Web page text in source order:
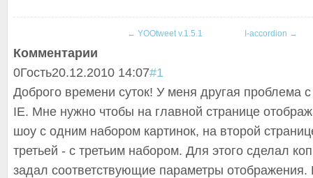
← YOOtweet v.1.5.1 I-accordion →
Комментарии
0Гость20.12.2010 14:07#1
Доброго времени суток! У меня другая проблема
IE. Мне нужно чтобы на главной странице
шоу с одним набором картинок, на второй
третьей - с третьим набором. Для этого сделал
задал соответствующие параметры отображения.